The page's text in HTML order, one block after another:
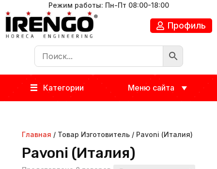
Режим работы: Пн-Пт 08:00-18:00
Профиль
Категории Меню сайта
Главная / Товар Изготовитель / Pavoni (Италия)
Pavoni (Италия)